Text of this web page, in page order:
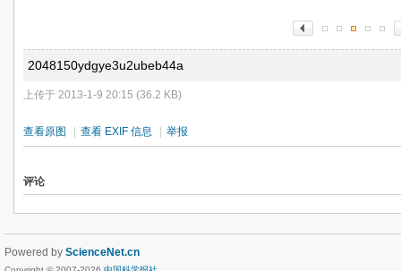
2048150ydgye3u2ubeb44a
上传于 2013-1-9 20:15 (36.2 KB)
查看原图 查看 EXIF 信息 举报
评论
Powered by ScienceNet.cn